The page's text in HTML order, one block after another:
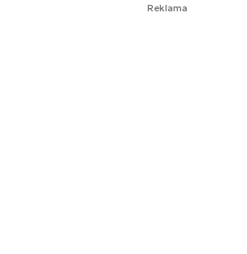
Reklama